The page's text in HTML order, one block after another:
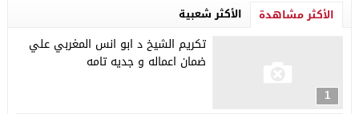
الأكثر مشاهدة الأكثر شعبية
1
تكريم الشيخ د ابو انس المغربي علي
ضمان اعماله و جديه تامه